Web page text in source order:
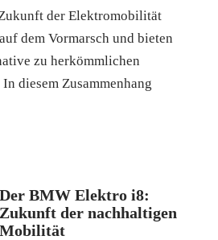
der Elektromobilität
dem Vormarsch und bieten
zu herkömmlichen
diesem Zusammenhang
Der BMW Elektro i8:
Zukunft der nachhaltigen
Mobilität